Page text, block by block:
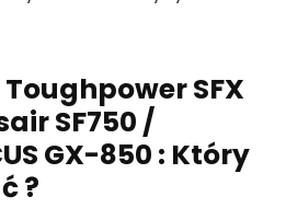
SFX
SF750 /
GX-850 : Który
?